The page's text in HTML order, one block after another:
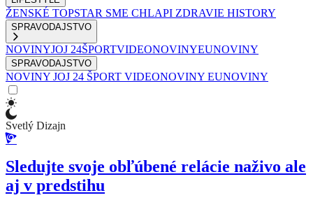
ŽENSKÉ TOPSTAR SME CHLAPI ZDRAVIE HISTORY
SPRAVODAJSTVO
NOVINYJOJ 24ŠPORTVIDEONOVINYEUNOVINY
SPRAVODAJSTVO
NOVINY JOJ 24 ŠPORT VIDEONOVINY EUNOVINY
Svetlý Dizajn
Sledujte svoje obľúbené relácie naživo ale
aj v predstihu